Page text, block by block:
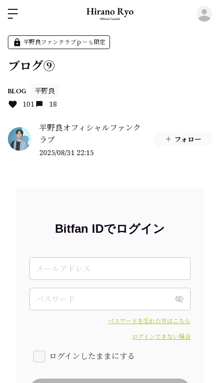
平野良ファンクラブｐ－ｓ限定
ブログ⑨
BLOG
平野良
101
18
平野良オフィシャルファンク
ラブ
2025/08/31 22:15
フォロー
Bitfan IDでログイン
パスワードを忘れた方はこちら
ログインできない場合
ログインしたままにする